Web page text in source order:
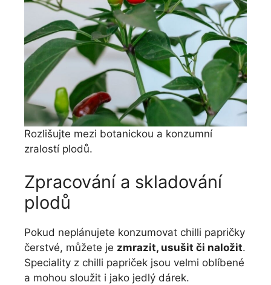
Rozlišujte mezi botanickou a konzumní
zralostí plodů.
Zpracování a skladování
plodů
Pokud neplánujete konzumovat chilli papričky
čerstvé, můžete je zmrazit, usušit či naložit.
Speciality z chilli papriček jsou velmi oblíbené
a mohou sloužit i jako jedlý dárek.